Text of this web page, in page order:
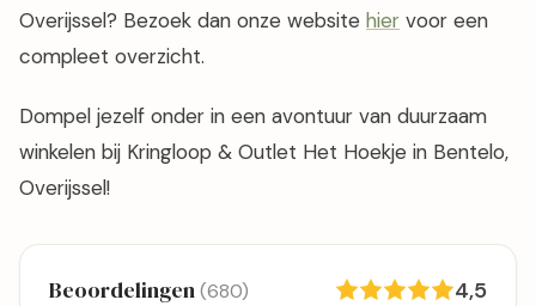
Overijssel? Bezoek dan onze website hier voor een
compleet overzicht.
Dompel jezelf onder in een avontuur van duurzaam
winkelen bij Kringloop & Outlet Het Hoekje in Bentelo,
Overijssel!
Beoordelingen(680) 4,5